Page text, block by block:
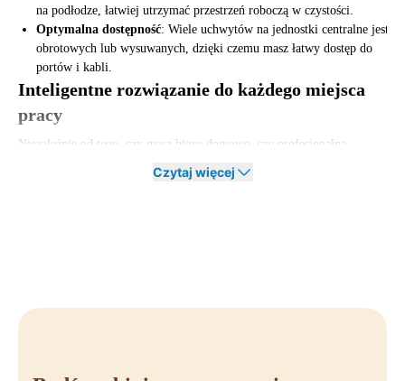
na podłodze, łatwiej utrzymać przestrzeń roboczą w czystości.
Optymalna dostępność: Wiele uchwytów na jednostki centralne jest
obrotowych lub wysuwanych, dzięki czemu masz łatwy dostęp do
portów i kabli.
Inteligentne rozwiązanie do każdego miejsca
pracy
Niezależnie od tego, czy masz biuro domowe, czy profesjonalną
czystą i efektywną przestrzeń roboczą. Montując lub zawieszając
Zamów uchwyt na jednostkę centralną w
Czytaj więcej